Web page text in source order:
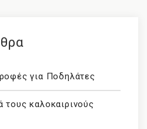
για Ποδηλάτες
τους καλοκαιρινούς